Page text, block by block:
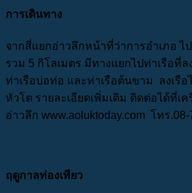
การเดินทาง
จากสี่แยกอ่าวลึกหน้าที่ว่าการอำเภอ ไ
รวม 5 กิโลเมตร มีทางแยกไปท่าเรือที่ล
ท่าเรือบ่อท่อ และท่าเรือต้นขาม ลงเรือ
หัวโต รายละเอียดเพิ่มเติม ติดต่อได้ที่เ
อ่าวลึก www.aoluktoday.com โทร.08-
ฤดูกาลท่องเทียว